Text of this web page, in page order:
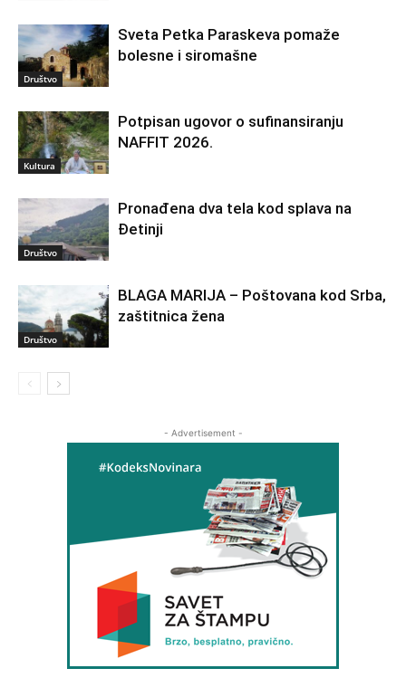
Društvo
Sveta Petka Paraskeva pomaže
bolesne i siromašne
Kultura
Potpisan ugovor o sufinansiranju
NAFFIT 2026.
Društvo
Pronađena dva tela kod splava na
Đetinji
Društvo
BLAGA MARIJA – Poštovana kod Srba,
zaštitnica žena
- Advertisement -